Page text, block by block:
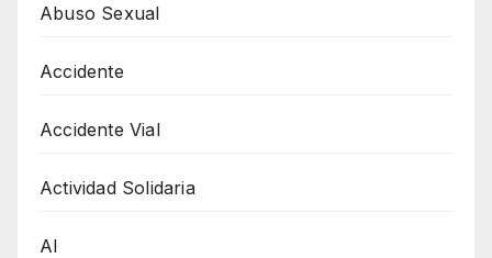
Abuso Sexual
Accidente
Accidente Vial
Actividad Solidaria
AI